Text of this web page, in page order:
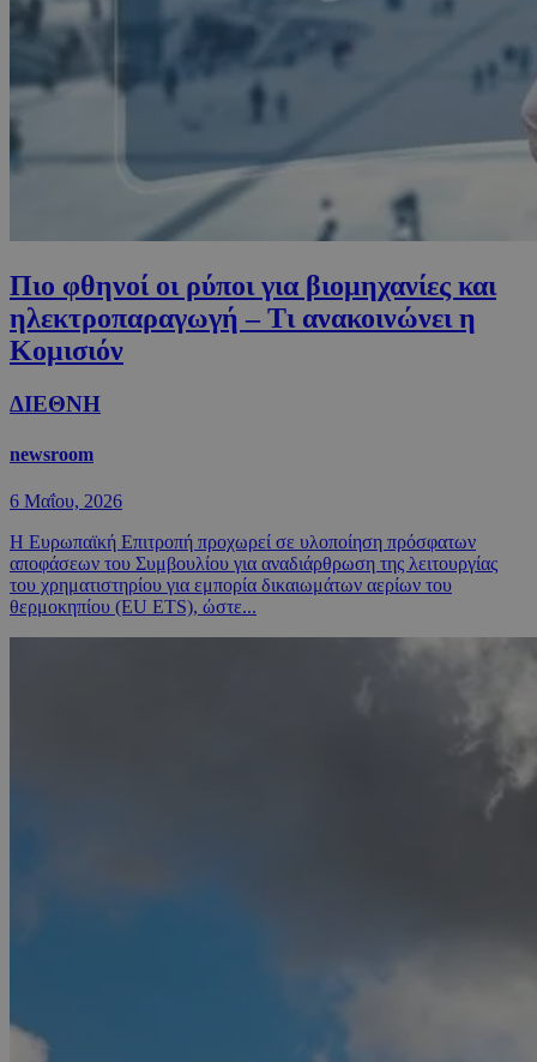
Πιο φθηνοί οι ρύποι για βιομηχανίες και
ηλεκτροπαραγωγή – Τι ανακοινώνει η
Κομισιόν
ΔΙΕΘΝΗ
newsroom
6 Μαΐου, 2026
Η Ευρωπαϊκή Επιτροπή προχωρεί σε υλοποίηση πρόσφατων
αποφάσεων του Συμβουλίου για αναδιάρθρωση της λειτουργίας
του χρηματιστηρίου για εμπορία δικαιωμάτων αερίων του
θερμοκηπίου (EU ETS), ώστε...